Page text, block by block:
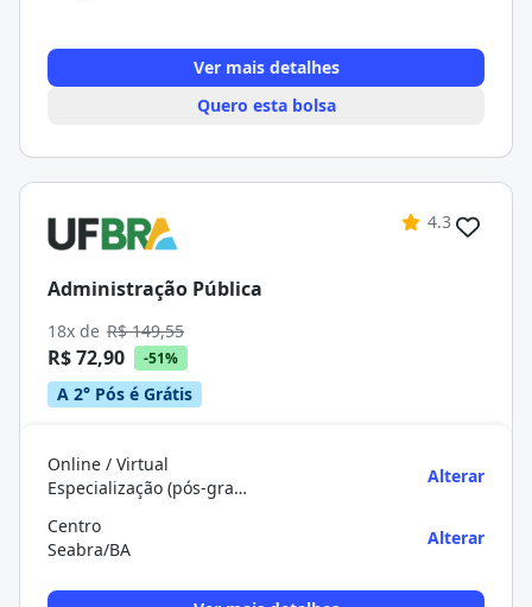
Ver mais detalhes
Quero esta bolsa
4.3
Administração Pública
18x de R$ 149,55
R$ 72,90 -51%
A 2° Pós é Grátis
Online / Virtual
Especialização (pós-graduação)
Alterar
Centro
Seabra/BA
Alterar